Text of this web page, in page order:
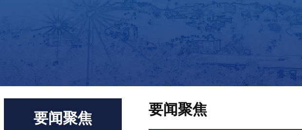
要闻聚焦
要闻聚焦